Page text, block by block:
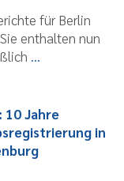
für Berlin
enthalten nun
...
10 Jahre
in